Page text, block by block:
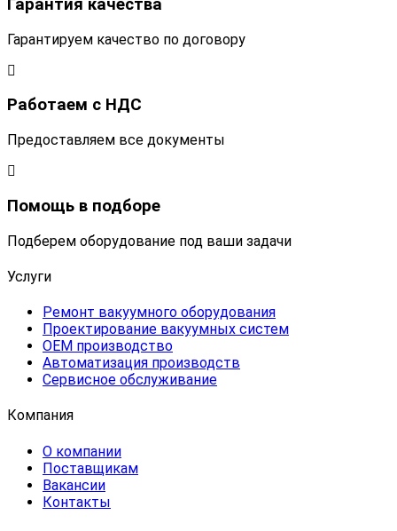
Гарантия качества
Гарантируем качество по договору
Работаем с НДС
Предоставляем все документы
Помощь в подборе
Подберем оборудование под ваши задачи
Услуги
Ремонт вакуумного оборудования
Проектирование вакуумных систем
OEM производство
Автоматизация производств
Сервисное обслуживание
Компания
О компании
Поставщикам
Вакансии
Контакты